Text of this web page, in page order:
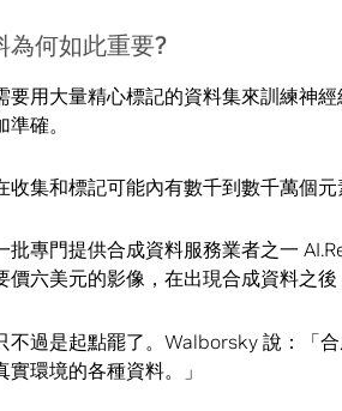
為何如此重要?
要用大量精心標記的資料集來訓練神
確。
收集和標記可能內有數千到數千萬個元
批專門提供合成資料服務業者之一
價六美元的影像，在出現合成資料之
不過是起點罷了。Walborsky 說：「
實環境的各種資料。」